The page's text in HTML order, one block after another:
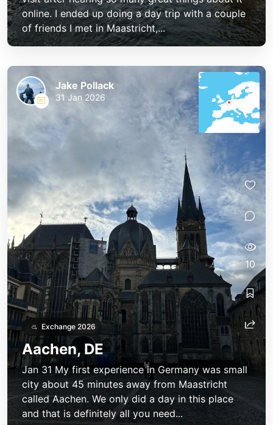
online. I ended up doing a day trip with a couple
of friends I met in Maastricht,...
Exchange 2026
Aachen, DE
Jan 31 My first experience in Germany was small
city about 45 minutes away from Maastricht
called Aachen. We only did a day in this place
and that is definitely all you need...
Jake Pollack
31 Jan 2026
10